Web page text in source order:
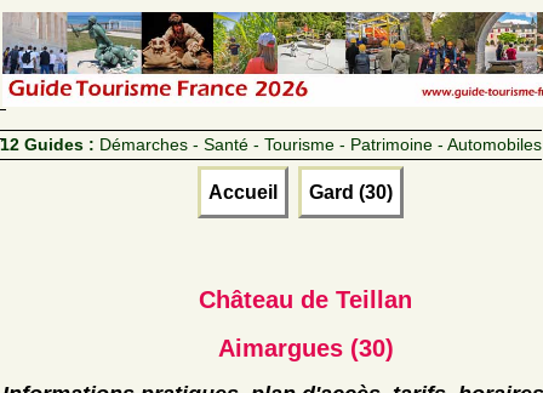
12 Guides : Démarches - Santé - Tourisme - Patrimoine - Automobiles
Accueil Gard (30)
Château de Teillan
Aimargues (30)